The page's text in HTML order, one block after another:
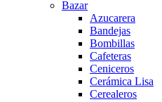
Bazar
Azucarera
Bandejas
Bombillas
Cafeteras
Ceniceros
Cerámica Lisa
Cerealeros